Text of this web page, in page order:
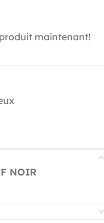
maintenant!
NOIR